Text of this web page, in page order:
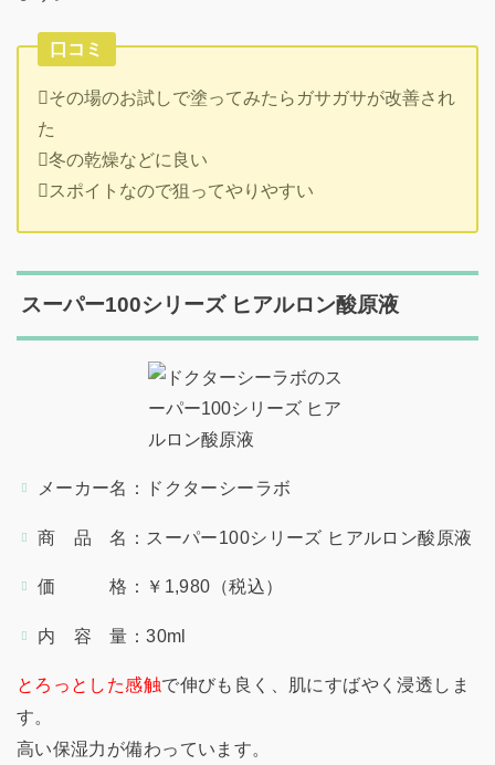
口コミ
その場のお試しで塗ってみたらガサガサが改善され
た
冬の乾燥などに良い
スポイトなので狙ってやりやすい
スーパー100シリーズ ヒアルロン酸原液
メーカー名：ドクターシーラボ
商 品 名：スーパー100シリーズ ヒアルロン酸原液
価 格：￥1,980（税込）
内 容 量：30ml
とろっとした感触で伸びも良く、肌にすばやく浸透しま
す。
高い保湿力が備わっています。